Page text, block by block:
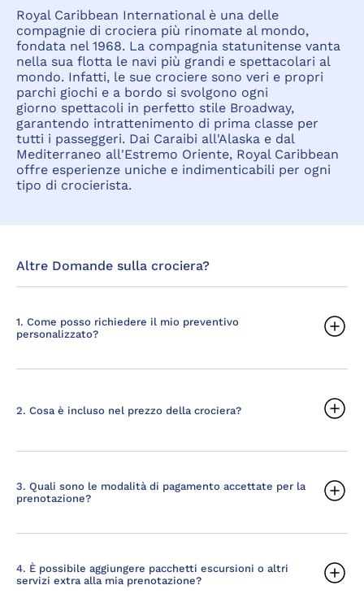
Royal Caribbean International è una delle
compagnie di crociera più rinomate al mondo,
fondata nel 1968. La compagnia statunitense vanta
nella sua flotta le navi più grandi e spettacolari al
mondo. Infatti, le sue crociere sono veri e propri
parchi giochi e a bordo si svolgono ogni
giorno spettacoli in perfetto stile Broadway,
garantendo intrattenimento di prima classe per
tutti i passeggeri. Dai Caraibi all'Alaska e dal
Mediterraneo all'Estremo Oriente, Royal Caribbean
offre esperienze uniche e indimenticabili per ogni
tipo di crocierista.
Altre Domande sulla crociera?
1. Come posso richiedere il mio preventivo
personalizzato?
2. Cosa è incluso nel prezzo della crociera?
3. Quali sono le modalità di pagamento accettate per la
prenotazione?
4. È possibile aggiungere pacchetti escursioni o altri
servizi extra alla mia prenotazione?